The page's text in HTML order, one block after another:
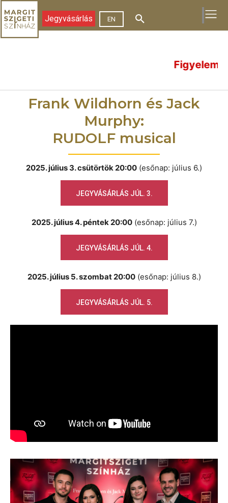
Jegyvásárlás EN
Figyelem!
Frank Wildhorn és Jack
Murphy:
RUDOLF musical
2025. július 3. csütörtök 20:00 (esőnap: július 6.)
JEGYVÁSÁRLÁS JÚL. 3.
2025. július 4. péntek 20:00(esőnap: július 7.)
JEGYVÁSÁRLÁS JÚL. 4.
2025. július 5. szombat 20:00(esőnap: július 8.)
JEGYVÁSÁRLÁS JÚL. 5.